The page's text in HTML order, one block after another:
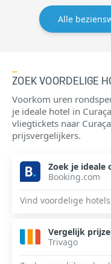
Alle
ZOEK VOORDELIGE
Voorkom uren
je ideale hotel in
vliegtickets naar
prijsvergelijkers.
Zoek je ideale
Booking.com
Vind voordelige
Vergelijk
Trivago